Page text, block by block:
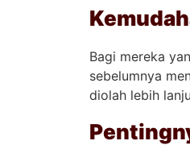
Bagi mereka
sebelumnya
diolah lebih